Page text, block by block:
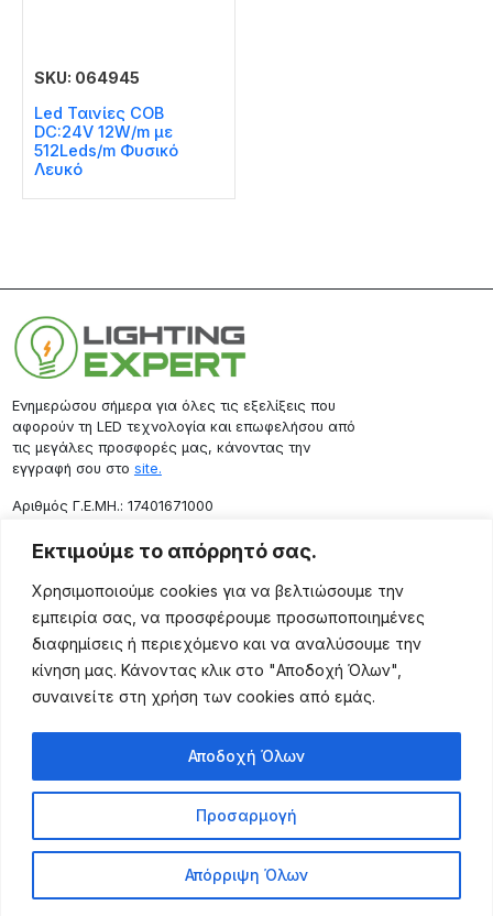
Εκτιμούμε το απόρρητό σας.
Χρησιμοποιούμε cookies για να βελτιώσουμε την
εμπειρία σας, να προσφέρουμε προσωποποιημένες
διαφημίσεις ή περιεχόμενο και να αναλύσουμε την
κίνηση μας. Κάνοντας κλικ στο "Αποδοχή Όλων",
συναινείτε στη χρήση των cookies από εμάς.
Προσαρμογή
Απόρριψη Όλων
Αποδοχή Όλων
SKU: 064945
Led Ταινίες COB
DC:24V 12W/m με
512Leds/m Φυσικό
Λευκό
Ενημερώσου σήμερα για όλες τις εξελίξεις που
αφορούν τη LED τεχνολογία και επωφελήσου από
τις μεγάλες προσφορές μας, κάνοντας την
εγγραφή σου στο site.
Aριθμός Γ.Ε.ΜΗ.: 17401671000
Επικοινωνία
Ρόδου 133, Αθήνα 10443
(+30) 211 725 5427
sales@lightingexpert.gr
Χρήσιμες Σελίδες
Προϊόντα
Τρόποι Αποστολής